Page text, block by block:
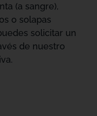
(a sangre),
o solapas
solicitar un
de nuestro
.